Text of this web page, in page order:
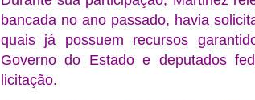
bancada no ano passado, havia
quais já possuem recursos
Governo do Estado e deputados
licitação.